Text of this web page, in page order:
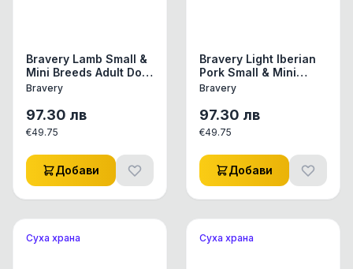
Bravery Lamb Small &
Mini Breeds Adult Dog
- Пълноценна храна
от дребни и мини
породи с агнешко 7
кг
Bravery
97.30 лв
€49.75
Добави
Bravery Light Iberian
Pork Small & Mini
Breeds Adult Dog -
израснали кучета от
дребни и мини
породи с иберийско
свинско 7 кг
Bravery
97.30 лв
€49.75
Добави
Суха храна Суха храна